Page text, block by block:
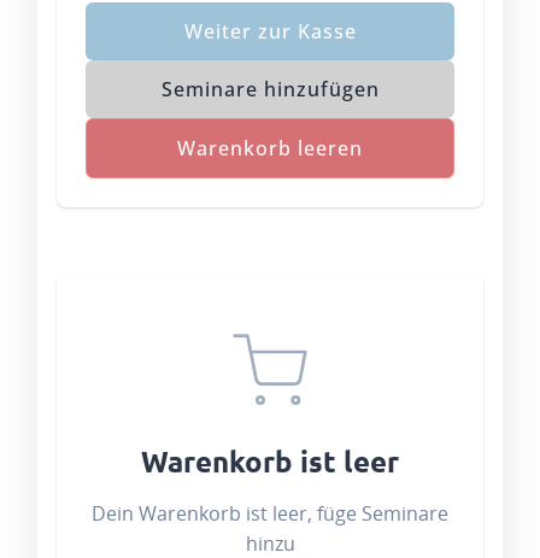
Warenkorb ist leer
Dein Warenkorb ist leer, füge Seminare
hinzu
Weiter zur Kasse
Seminare hinzufügen
Warenkorb leeren